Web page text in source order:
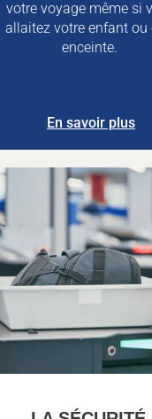
votre voyage même si
allaitez votre enfant ou
enceinte.
En savoir plus